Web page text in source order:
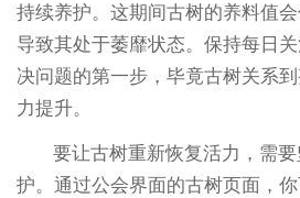
持续养护。这期间古树的养料值
导致其处于萎靡状态。保持每日
决问题的第一步，毕竟古树关系
力提升。
要让古树重新恢复活力，需
护。通过公会界面的古树页面，